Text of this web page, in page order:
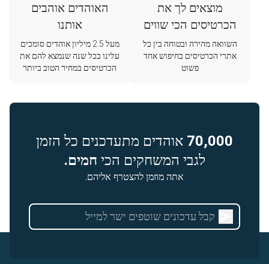
מוצאים לך את
הכרטיסים הכי שווים
השוואה מהירה ובטוחה בין כל
אתרי הכרטיסים בחיפוש אחד
פשוט
האוהדים אוהבים
אותנו
מעל 2.5 מיליון אוהדים סומכים
עלינו בכל שנה שנמצא להם את
הכרטיסים במחיר הטוב ביותר
70,000 אוהדים מתעדכנים כל הזמן
לגבי המשחקים הכי חמים.
אתה מוזמן להצטרף אליהם.